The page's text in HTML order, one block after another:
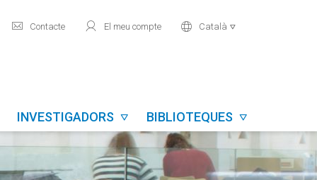
mail Contacte user El meu compte world Català 
INVESTIGADORS  BIBLIOTEQUES 